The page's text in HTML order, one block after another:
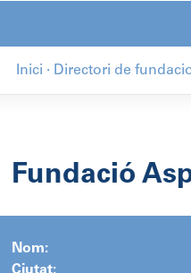
Inici · Directori de
Fundació
Nom: